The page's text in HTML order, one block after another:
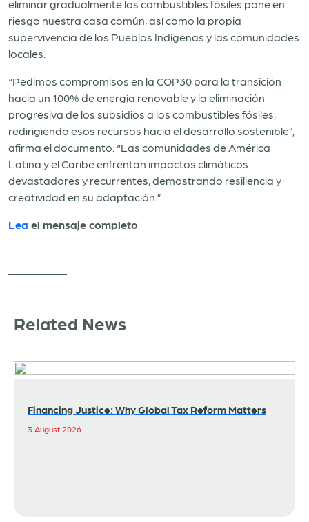
eliminar gradualmente los combustibles fósiles pone en
riesgo nuestra casa común, así como la propia
supervivencia de los Pueblos Indígenas y las comunidades
locales.
“Pedimos compromisos en la COP30 para la transición
hacia un 100% de energía renovable y la eliminación
progresiva de los subsidios a los combustibles fósiles,
redirigiendo esos recursos hacia el desarrollo sostenible”,
afirma el documento. “Las comunidades de América
Latina y el Caribe enfrentan impactos climáticos
devastadores y recurrentes, demostrando resiliencia y
creatividad en su adaptación.”
Lea el mensaje completo
Related News
Financing Justice: Why Global Tax Reform Matters
3 August 2026